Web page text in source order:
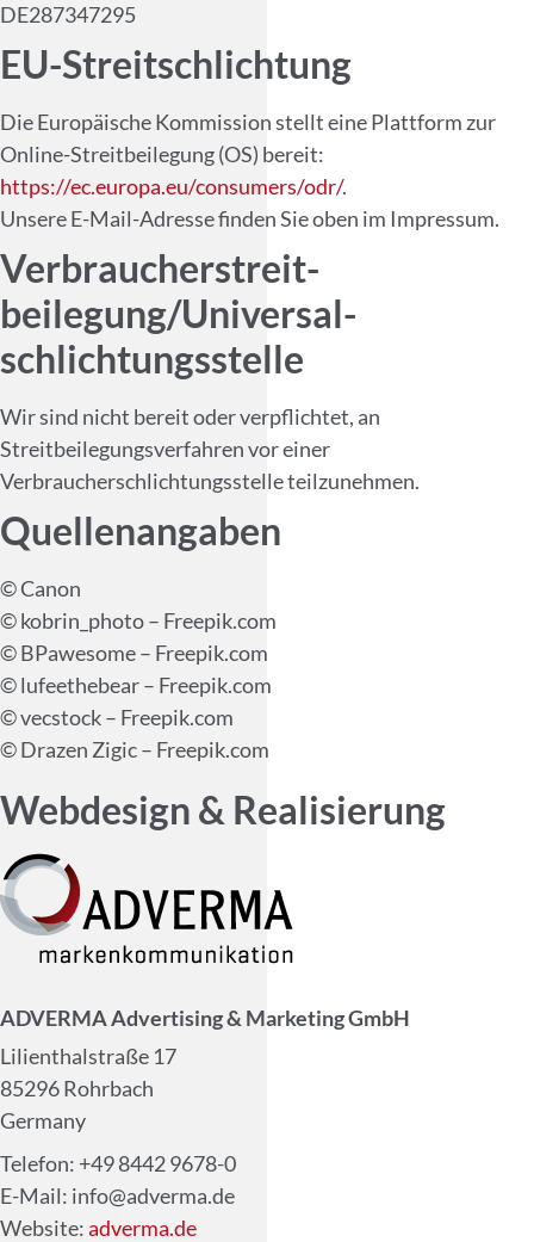
DE287347295
EU-Streitschlichtung
Die Europäische Kommission stellt eine Plattform zur
Online-Streitbeilegung (OS) bereit:
https://ec.europa.eu/consumers/odr/.
Unsere E-Mail-Adresse finden Sie oben im Impressum.
Verbraucher­streit­
beilegung/Universal­
schlichtungs­stelle
Wir sind nicht bereit oder verpflichtet, an
Streitbeilegungsverfahren vor einer
Verbraucherschlichtungsstelle teilzunehmen.
Quellenangaben
© Canon
© kobrin_photo – Freepik.com
© BPawesome – Freepik.com
© lufeethebear – Freepik.com
© vecstock – Freepik.com
© Drazen Zigic – Freepik.com
Webdesign & Realisierung
ADVERMA Advertising & Marketing GmbH
Lilienthalstraße 17
85296 Rohrbach
Germany
Telefon: +49 8442 9678-0
E-Mail: info@adverma.de
Website:adverma.de